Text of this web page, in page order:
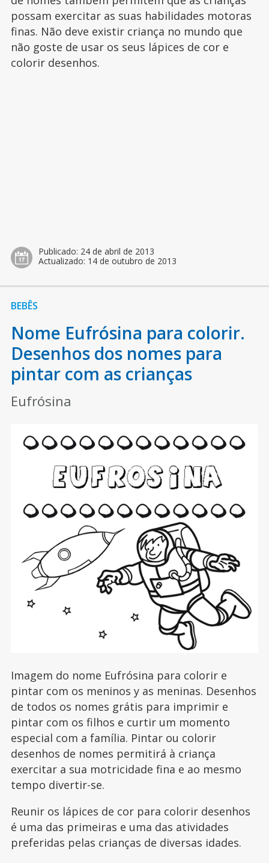
possam exercitar as suas habilidades motoras
finas. Não deve existir criança no mundo que
não goste de usar os seus lápices de cor e
colorir desenhos.
Publicado: 24 de abril de 2013
Actualizado: 14 de outubro de 2013
BEBÊS
Nome Eufrósina para colorir.
Desenhos dos nomes para
pintar com as crianças
Eufrósina
Imagem do nome Eufrósina para colorir e
pintar com os meninos y as meninas. Desenhos
de todos os nomes grátis para imprimir e
pintar com os filhos e curtir um momento
especial com a família. Pintar ou colorir
desenhos de nomes permitirá à criança
exercitar a sua motricidade fina e ao mesmo
tempo divertir-se.
Reunir os lápices de cor para colorir desenhos
é uma das primeiras e uma das atividades
preferidas pelas crianças de diversas idades.